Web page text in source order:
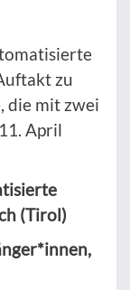
zu
die mit zwei
April
(Tirol)